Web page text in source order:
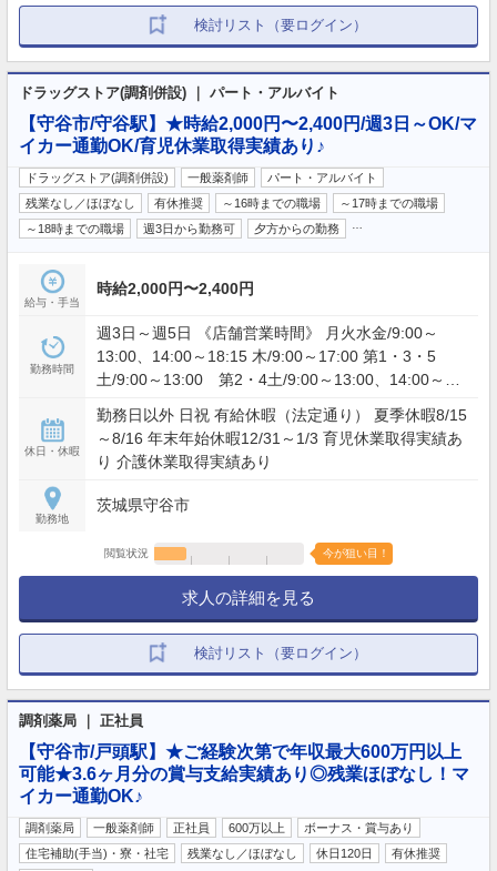
検討リスト（要ログイン）
ドラッグストア(調剤併設) ｜ パート・アルバイト
【守谷市/守谷駅】★時給2,000円〜2,400円/週3日～OK/マ
イカー通勤OK/育児休業取得実績あり♪
ドラッグストア(調剤併設) 一般薬剤師
パート・アルバイト
残業なし／ほぼなし
有休推奨 ～16時までの職場
～17時までの職場
～18時までの職場
週3日から勤務可 夕方からの勤務
給与・手当
時給2,000円〜2,400円
勤務時間
週3日～週5日 《店舗営業時間》 月火水金/9:00～
13:00、14:00～18:15 木/9:00～17:00 第1・3・5
土/9:00～13:00 第2・4土/9:00～13:00、14:00～
し、6時間以上の場合は45分以上、8時間以上の場合
は75分 ※時間外 月平均5時間 ※36協定における
特別条項あり（繁忙時期）
休日・休暇
勤務日以外 日祝 有給休暇（法定通り） 夏季休暇8/15
～8/16 年末年始休暇12/31～1/3 育児休業取得実績あ
り 介護休業取得実績あり
勤務地
茨城県守谷市
閲覧状況 今が狙い目！
求人の詳細を見る
検討リスト（要ログイン）
調剤薬局 ｜ 正社員
【守谷市/戸頭駅】★ご経験次第で年収最大600万円以上
可能★3.6ヶ月分の賞与支給実績あり◎残業ほぼなし！マ
イカー通勤OK♪
調剤薬局 一般薬剤師 正社員 600万以上
ボーナス・賞与あり
住宅補助(手当)・寮・社宅
残業なし／ほぼなし 休日120日
有休推奨